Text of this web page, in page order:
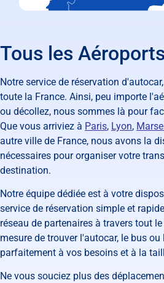
Tous les
Notre service de réservation
toute la France. Ainsi, peu importe
ou décollez, nous sommes là pour
Que vous arriviez à Paris, Lyon,
autre ville de France, nous avons la
nécessaires pour organiser votre
destination.
Notre équipe dédiée est à votre
service de réservation simple et
réseau de partenaires à travers tout
mesure de trouver l'autocar, le bus
parfaitement à vos besoins et à la
Ne vous souciez plus des